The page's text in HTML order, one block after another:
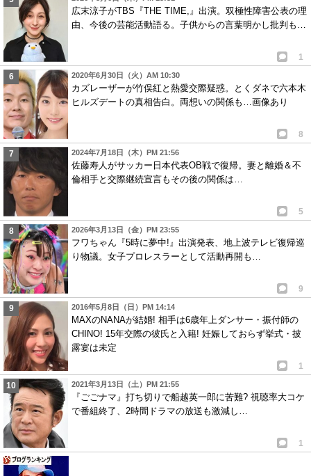
広末涼子がTBS『THE TIME,』出演。双極性障害公表の理
由、今後の芸能活動語る。子供からの言葉明かし批判も…
1
2020年6月30日（火）AM 10:30
カズレーザーが竹俣紅と熱愛交際疑惑。とくダネで六本木
ヒルズデートの真相告白。両想いの関係も…画像あり
8
2024年7月18日（木）PM 21:56
佐藤寿人がサッカー日本代表OB戦で復帰。妻と離婚＆不
倫相手と交際継続宣言もその後の関係は…
5
2026年3月13日（金）PM 23:55
フワちゃん『5時に夢中!』出演発表、地上波テレビ復帰巡
り物議。女子プロレスラーとして活動再開も…
9
2016年5月8日（日）PM 14:14
MAXのNANAが結婚! 相手は6歳年上ダンサー・振付師の
CHINO! 15年交際の彼氏と入籍! 妊娠しておらず挙式・披
露宴は未定
1
2021年3月13日（土）PM 21:55
『ごごナマ』打ち切りで船越英一郎に苦難? 視聴率大コケ
で番組終了、2時間ドラマの放送も激減し…
1